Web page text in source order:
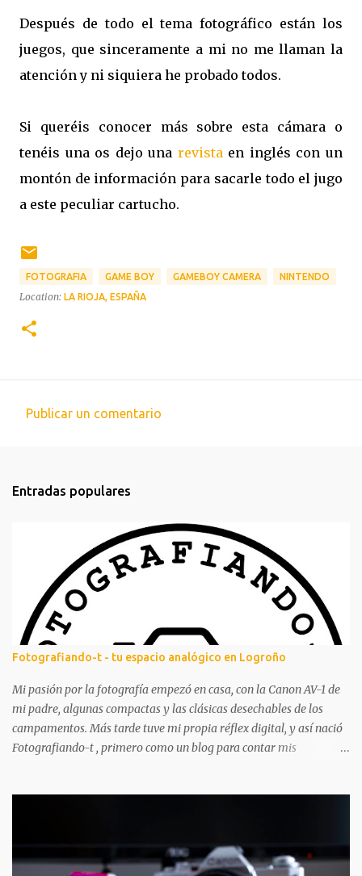
Después de todo el tema fotográfico están los
juegos, que sinceramente a mi no me llaman la
atención y ni siquiera he probado todos.
Si queréis conocer más sobre esta cámara o
tenéis una os dejo una revista en inglés con un
montón de información para sacarle todo el jugo
a este peculiar cartucho.
FOTOGRAFIA GAME BOY GAMEBOY CAMERA NINTENDO
Location: LA RIOJA, ESPAÑA
e
o
s
Publicar un comentario
Entradas populares
Fotografiando-t - tu espacio analógico en Logroño
Mi pasión por la fotografía empezó en casa, con la Canon AV-1 de
mi padre, algunas compactas y las clásicas desechables de los
campamentos. Más tarde tuve mi propia réflex digital, y así nació
Fotografiando-t , primero como un blog para contar mis
negro, mucho más tarde revelé color por primera vez y poco a
poco vas dándote cuenta de que hay mil pasos que puedes seguir